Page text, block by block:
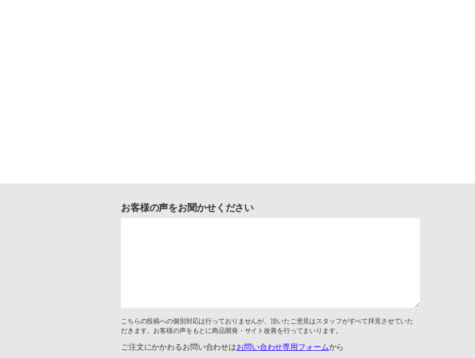
お客様の声をお聞かせください
こちらの投稿への個別対応は行っておりませんが、頂いたご意見はスタッフがすべて拝見させていた
だきます。お客様の声をもとに商品開発・サイト改善を行ってまいります。
ご注文にかかわるお問い合わせはお問い合わせ専用フォームから